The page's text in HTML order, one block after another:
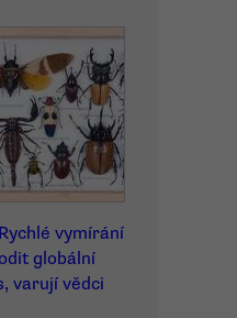
Rychlé vymírání
globální
varují vědci